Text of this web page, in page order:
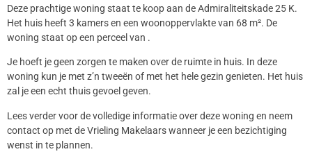
Deze prachtige woning staat te koop aan de Admiraliteitskade 25 K.
Het huis heeft 3 kamers en een woonoppervlakte van 68 m². De
woning staat op een perceel van .
Je hoeft je geen zorgen te maken over de ruimte in huis. In deze
woning kun je met z’n tweeën of met het hele gezin genieten. Het huis
zal je een echt thuis gevoel geven.
Lees verder voor de volledige informatie over deze woning en neem
contact op met de Vrieling Makelaars wanneer je een bezichtiging
wenst in te plannen.